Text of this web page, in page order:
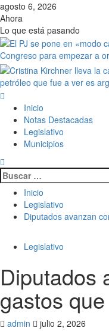
agosto 6, 2026
Ahora
Lo que está pasando
Congreso para empezar a
petróleo que fue a ver es
Inicio
Notas Destacadas
Legislativo
Municipios
Inicio
Legislativo
Diputados avanzan
Legislativo
Diputados
gastos
admin
julio 2, 2026